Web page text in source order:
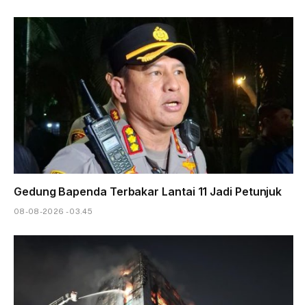
Gedung Bapenda Terbakar Lantai 11 Jadi Petunjuk
08-08-2026 - 03.45